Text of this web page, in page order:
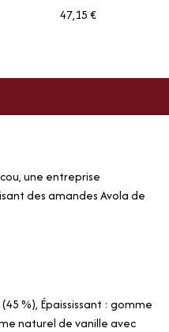
47,15 €
une entreprise
des amandes Avola de
%), Épaississant : gomme
naturel de vanille avec